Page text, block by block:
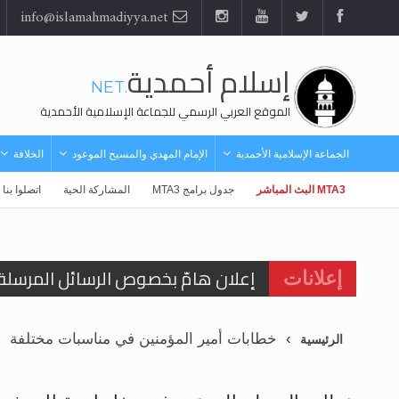
إسلام أحمدية.NET
الموقع العربي الرسمي للجماعة الإسلامية الأحمدية
الجماعة الإسلامية الأحمدية الإمام المهدي والمسيح الموعود الخلافة
MTA3 البث المباشر جدول برامج MTA3 المشاركة الحية اتصلوا بنا
إعلانات
إعلان هامّ بخصوص الرسائل المرسلة
اقرأ هذا الكتاب وتعرّف على حقيقة
الرئيسية خطابات أمير المؤمنين في مناسبات مختلفة